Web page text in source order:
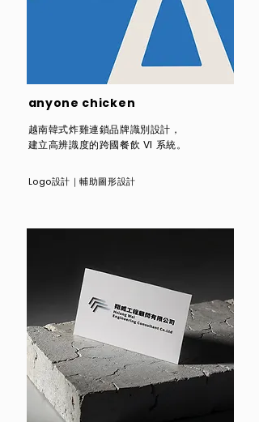
anyone chicken
越南韓式炸雞連鎖品牌識別設計，
建立高辨識度的跨國餐飲 VI 系統。
Logo設計｜輔助圖形設計